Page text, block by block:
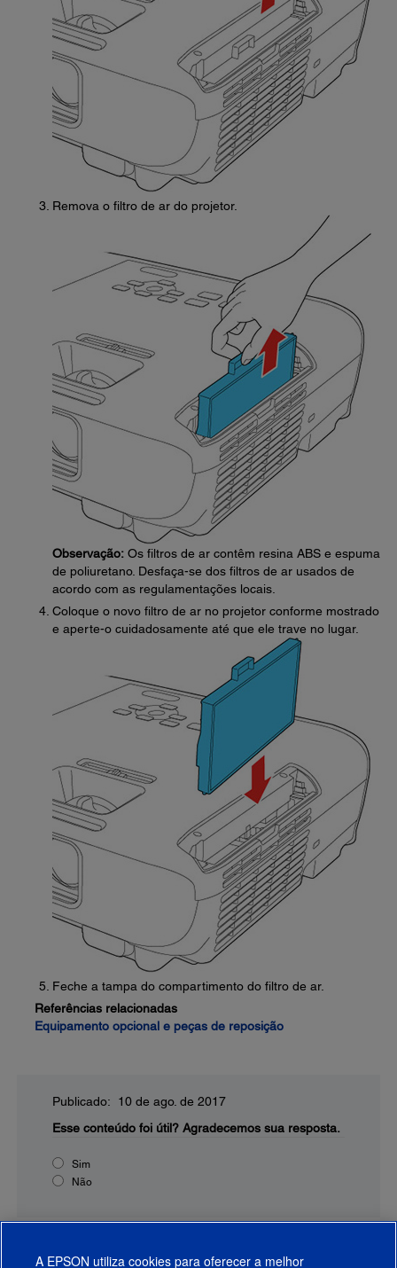
Remova o filtro de ar do projetor.
Observação: Os filtros de ar contêm resina ABS e espuma
de poliuretano. Desfaça-se dos filtros de ar usados de
acordo com as regulamentações locais.
Coloque o novo filtro de ar no projetor conforme mostrado
e aperte-o cuidadosamente até que ele trave no lugar.
Feche a tampa do compartimento do filtro de ar.
Referências relacionadas
Equipamento opcional e peças de reposição
Publicado: 10 de ago. de 2017
Esse conteúdo foi útil? Agradecemos sua resposta.
Sim
Não
A EPSON utiliza cookies para oferecer a melhor